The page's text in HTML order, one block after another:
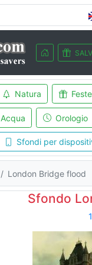
Natura Feste
Acqua Orologio
Sfondi per
London Bridge flood
Sfondo